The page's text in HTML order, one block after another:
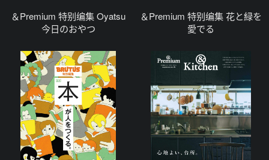
＆Premium 特别编集 Oyatsu
今日のおやつ
＆Premium 特别编集 花と緑を
愛でる